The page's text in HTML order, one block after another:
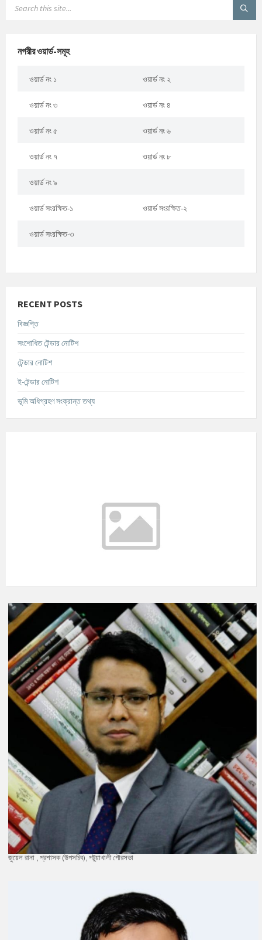
নগরীর ওয়ার্ড-সমূহ
ওয়ার্ড নং ১ ওয়ার্ড নং ২
ওয়ার্ড নং ৩ ওয়ার্ড নং ৪
ওয়ার্ড নং ৫ ওয়ার্ড নং ৬
ওয়ার্ড নং ৭ ওয়ার্ড নং ৮
ওয়ার্ড নং ৯
ওয়ার্ড সংরক্ষিত-১ ওয়ার্ড সংরক্ষিত-২
ওয়ার্ড সংরক্ষিত-৩
RECENT POSTS
বিজ্ঞপ্তি
সংশোধিত টেন্ডার নোটিশ
টেন্ডার নোটিশ
ই-টেন্ডার নোটিশ
ভূমি অধিগ্রহণ সংক্রান্ত তথ্য
জুয়েল রানা , প্রশাসক (উপসচিব), পটুয়াখালী পৌরসভা